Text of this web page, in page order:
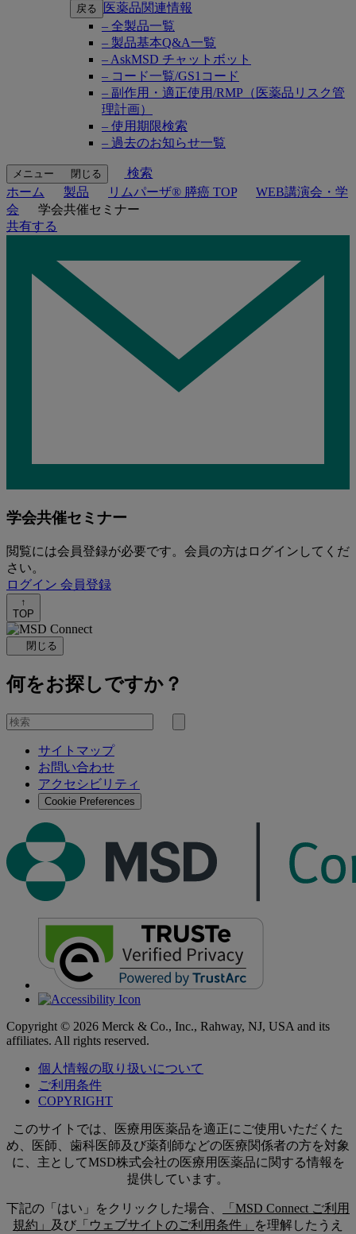
戻る
医薬品関連情報
– 全製品一覧
– 製品基本Q&A一覧
– AskMSD チャットボット
– コード一覧/GS1コード
– 副作用・適正使用/RMP（医薬品リスク管
理計画）
– 使用期限検索
– 過去のお知らせ一覧
メニュー 閉じる
検索
ホーム
製品 リムパーザ® 膵癌 TOP
WEB講演会・学
会
学会共催セミナー
共有する
学会共催セミナー
閲覧には会員登録が必要です。会員の方はログインしてくだ
さい。
ログイン 会員登録
↑
TOP
閉じる
何をお探しですか？
を
検
サイトマップ
お問い合わせ
アクセシビリティ
Cookie Preferences
Copyright © 2026 Merck & Co., Inc., Rahway, NJ, USA and its
affiliates. All rights reserved.
個人情報の取り扱いについて
ご利用条件
COPYRIGHT
このサイトでは、医療用医薬品を適正にご使用いただくた
め、医師、歯科医師及び薬剤師などの医療関係者の方を対象
に、主としてMSD株式会社の医療用医薬品に関する情報を
提供しています。
下記の「はい」をクリックした場合、
「MSD Connect ご利用
規約」
及び 「ウェブサイトのご利用条件」 を理解したうえ